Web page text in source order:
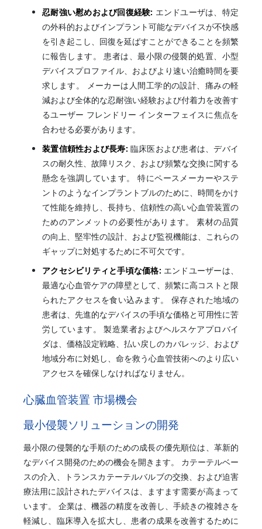
忍耐強い慰めおよび回復経験: エンドユーザは、特定
の外科的およびインプラント可能なデバイスが不快感
を引き起こし、回復を延ばすことができることを頻繁
に報告します。 患者は、最小限の侵襲的処置、小型
デバイスプロファイル、およびより速い治癒時間を要
求します。 メーカーは人間工学的の設計、痛みの軽
減および全体的な忍耐強い経験および付着力を改善す
るユーザー フレンドリー インターフェイスに焦点を
合わせる必要があります。
装置信頼性および長寿: 臨床医および患者は、デバイ
スの耐久性、故障リスク、および頻繁な交換に関する
懸念を強調しています。 特にペースメーカーやステ
ントのようなインプラントブルのために、時間をかけ
て性能を維持し、長持ち、信頼性の高い心血管装置の
ためのアンメットの必要性があります。 素材の品質
の向上、堅牢性の設計、および監視機能は、これらの
ギャップに対処するために不可欠です。
アクセシビリティと手頃な価格: エンドユーザーは、
最適な心血管ケアの障壁として、頻繁に高コストと限
られたアクセスを食い込みます。 保存された地域の
患者は、先進的なデバイスの手頃な価格と可用性に苦
労しています。 製造業者およびヘルスケアプロバイ
ダは、価格設定戦略、払い戻しのカバレッジ、および
地域分布に対処し、命を救う心血管技術へのより広い
アクセスを確保しなければなりません。
心臓血管装置 市場機会
最小侵襲ソリューションの開発
最小限の侵襲的な手順のための成長の優先順位は、革新的
なデバイス開発のための機会を開きます。 カテーテルベー
スの介入、トランスカテーテルバルブの交換、および迫害
療法用に設計されたデバイスは、ますます需要が高まって
います。 企業は、機器の精度を改善し、手続きの複雑さを
軽減し、臨床導入を拡大し、患者の成果を改善するために